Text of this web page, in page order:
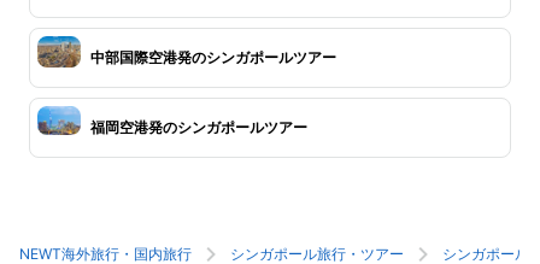
中部国際空港発のシンガポールツアー
福岡空港発のシンガポールツアー
NEWT海外旅行・国内旅行 シンガポール旅行・ツアー シンガポール